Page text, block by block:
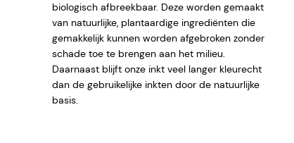
biologisch afbreekbaar. Deze worden gemaakt
van natuurlijke, plantaardige ingrediënten die
gemakkelijk kunnen worden afgebroken zonder
schade toe te brengen aan het milieu.
Daarnaast blijft onze inkt veel langer kleurecht
dan de gebruikelijke inkten door de natuurlijke
basis.